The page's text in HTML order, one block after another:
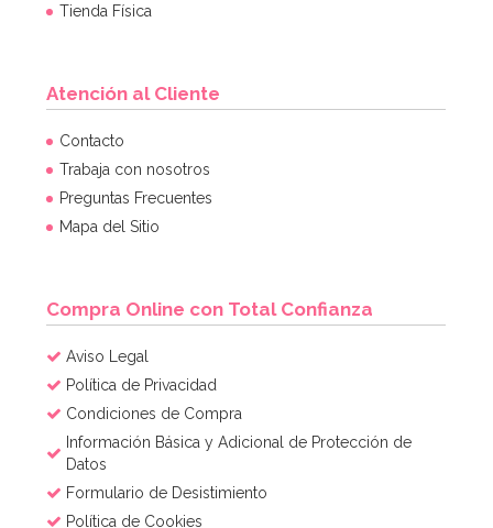
Tienda Física
Atención al Cliente
Contacto
Trabaja con nosotros
Preguntas Frecuentes
Mapa del Sitio
Compra Online con Total Confianza
Aviso Legal
Política de Privacidad
Condiciones de Compra
Información Básica y Adicional de Protección de
Datos
Formulario de Desistimiento
Política de Cookies